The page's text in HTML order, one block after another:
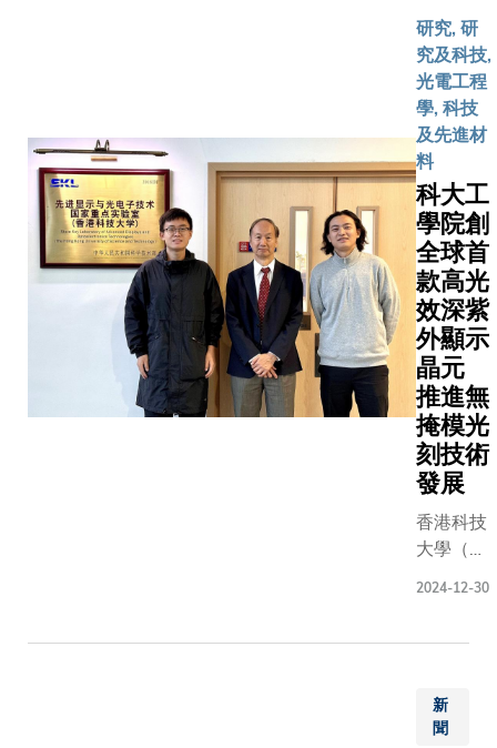
的室外環
境下，將
室內溫度
穩定在21
至22℃的
區間，並
實現零溫
室氣體排
放，標誌
著彈卡固
態製冷技
術在商業
化應用上
邁出關鍵
一步。該
研究成果
已於國際
頂級學術
然》發
布，為應
對氣候變
製冷行業
提供了創
新解決方
研究, 研
究及科技,
光電工程
學, 科技
及先進材
料
科大工
學院創
全球首
款高光
效深紫
外顯示
晶元
推進無
掩模光
刻技術
發展
香港科技
大學（科
microLED
顯示陣列
2024-12-30
新
聞